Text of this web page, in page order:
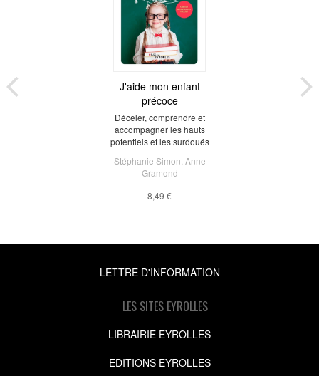
J'aide mon enfant
précoce
Déceler, comprendre et
accompagner les hauts
potentiels et les surdoués
Stéphanie Simon Anne
Gramond
8,49 €
LETTRE D'INFORMATION
LES SITES EYROLLES
LIBRAIRIE EYROLLES
EDITIONS EYROLLES